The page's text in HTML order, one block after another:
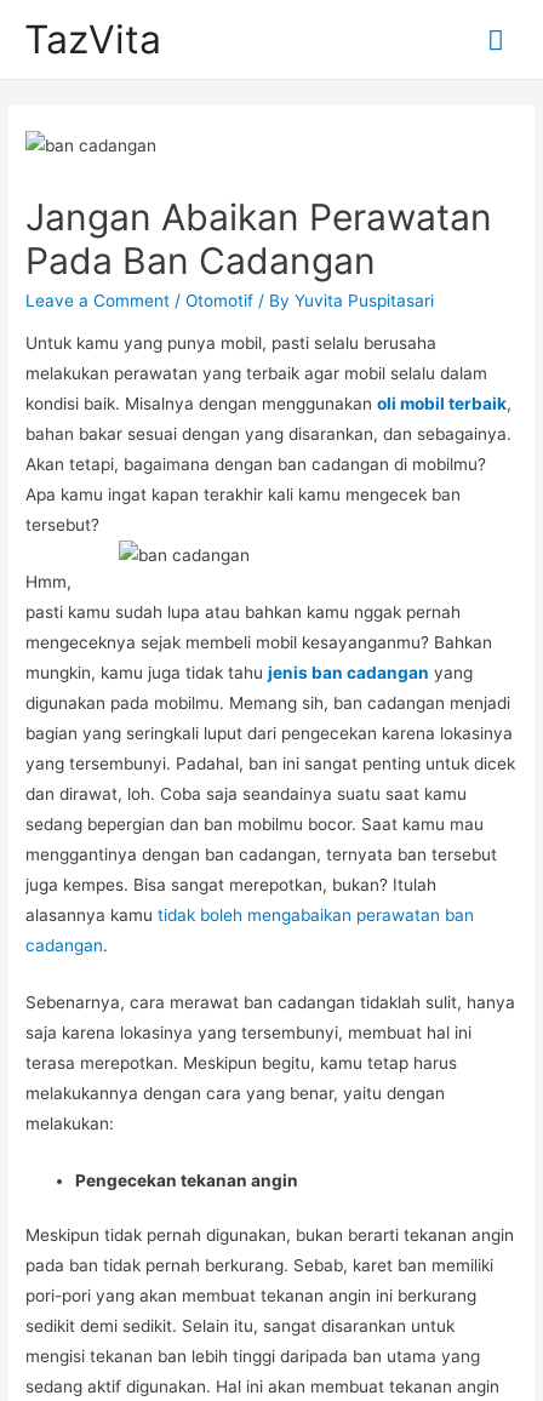
TazVita
Jangan Abaikan Perawatan
Pada Ban Cadangan
Leave a Comment /Otomotif / ByYuvita Puspitasari
Untuk kamu yang punya mobil, pasti selalu berusaha
melakukan perawatan yang terbaik agar mobil selalu dalam
kondisi baik. Misalnya dengan menggunakanoli mobil terbaik,
bahan bakar sesuai dengan yang disarankan, dan sebagainya.
Akan tetapi, bagaimana dengan ban cadangan di mobilmu?
Apa kamu ingat kapan terakhir kali kamu mengecek ban
tersebut?
Hmm,
pasti kamu sudah lupa atau bahkan kamu nggak pernah
mengeceknya sejak membeli mobil kesayanganmu? Bahkan
mungkin, kamu juga tidak tahujenis ban cadangan yang
digunakan pada mobilmu. Memang sih, ban cadangan menjadi
bagian yang seringkali luput dari pengecekan karena lokasinya
yang tersembunyi. Padahal, ban ini sangat penting untuk dicek
dan dirawat, loh. Coba saja seandainya suatu saat kamu
sedang bepergian dan ban mobilmu bocor. Saat kamu mau
menggantinya dengan ban cadangan, ternyata ban tersebut
juga kempes. Bisa sangat merepotkan, bukan? Itulah
alasannya kamutidak boleh mengabaikan perawatan ban
cadangan.
Sebenarnya, cara merawat ban cadangan tidaklah sulit, hanya
saja karena lokasinya yang tersembunyi, membuat hal ini
terasa merepotkan. Meskipun begitu, kamu tetap harus
melakukannya dengan cara yang benar, yaitu dengan
melakukan:
Pengecekan tekanan angin
Meskipun tidak pernah digunakan, bukan berarti tekanan angin
pada ban tidak pernah berkurang. Sebab, karet ban memiliki
pori-pori yang akan membuat tekanan angin ini berkurang
sedikit demi sedikit. Selain itu, sangat disarankan untuk
mengisi tekanan ban lebih tinggi daripada ban utama yang
sedang aktif digunakan. Hal ini akan membuat tekanan angin